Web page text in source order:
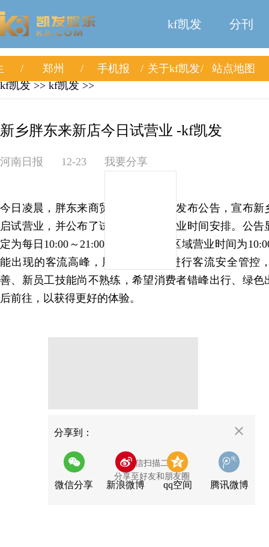
kf凯发 分刊
郑州 手机报 关于kf凯发
站点地图
kf凯发 >> kf凯发 >>
新乡胖东来新店今日试营业 -kf凯发
河南日报 12-23 我要分享
今日凌晨，胖东来商贸集团有限公司发布公告，宣布
启试营业，并公布了试营业期间的营业时间安排。公
定为每日10:00～21:00，超市及茶叶区域营业时间为
能出现的客流高峰，胖东来表示将进行客流安全管控
善、新员工技能尚不熟练，希望消费者错峰出行、绿
后前往，以获得更好的体验。
分享到：
微信分享
用微信扫描二维码
分享至好友和朋友圈
新浪微博 qq空间 腾讯微博